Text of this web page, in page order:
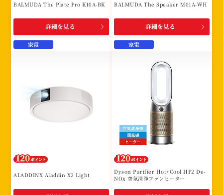
BALMUDA The Plate Pro K10A-BK
詳細を見る
BALMUDA The Speaker M01A-WH
詳細を見る
家電
ALADDINX Aladdin X2 Light
家電
Dyson Purifier Hot+Cool HP2 De-
NOx 空気清浄ファンヒーター